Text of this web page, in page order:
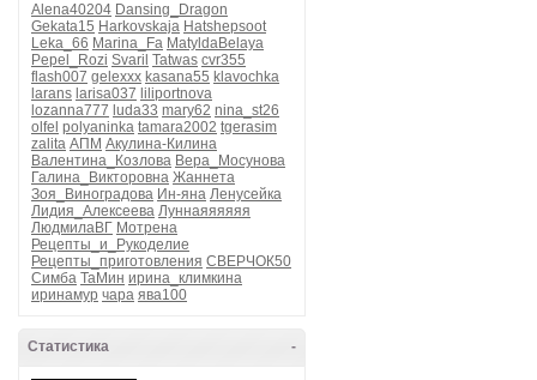
Alena40204 Dansing_Dragon
Gekata15 Harkovskaja Hatshepsoot
Leka_66 Marina_Fa MatyldaBelaya
Pepel_Rozi Svaril Tatwas cvr355
flash007 gelexxx kasana55 klavochka
larans larisa037 liliportnova
lozanna777 luda33 mary62 nina_st26
olfel polyaninka tamara2002 tgerasim
zalita АПМ Акулина-Килина
Валентина_Козлова Вера_Мосунова
Галина_Викторовна Жаннета
Зоя_Виноградова Ин-яна Ленусейка
Лидия_Алексеева Луннаяяяяяя
ЛюдмилаВГ Мотрена
Рецепты_и_Рукоделие
Рецепты_приготовления СВЕРЧОК50
Симба ТаМин ирина_климкина
иринамур чара ява100
-
Статистика